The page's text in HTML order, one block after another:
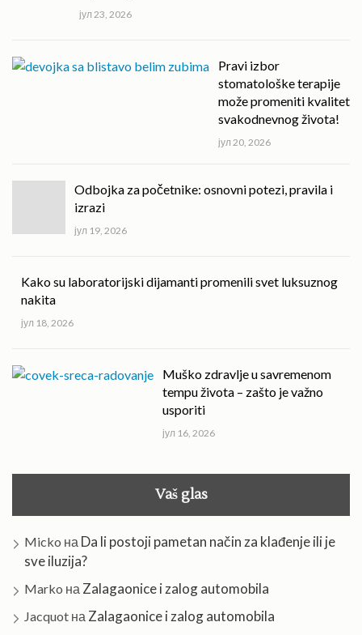
јул 23, 2026
Pravi izbor
stomatološke terapije
može promeniti kvalitet
svakodnevnog života!
јул 20, 2026
Odbojka za početnike: osnovni potezi, pravila i
izrazi
јул 19, 2026
Kako su laboratorijski dijamanti promenili svet luksuznog
nakita
јул 18, 2026
Muško zdravlje u savremenom
tempu života – zašto je važno
usporiti
јул 16, 2026
Vaš glas
Micko на Da li postoji pametan način za klađenje ili je
sve iluzija?
Marko на Zalagaonice i zalog automobila
Jacquot на Zalagaonice i zalog automobila